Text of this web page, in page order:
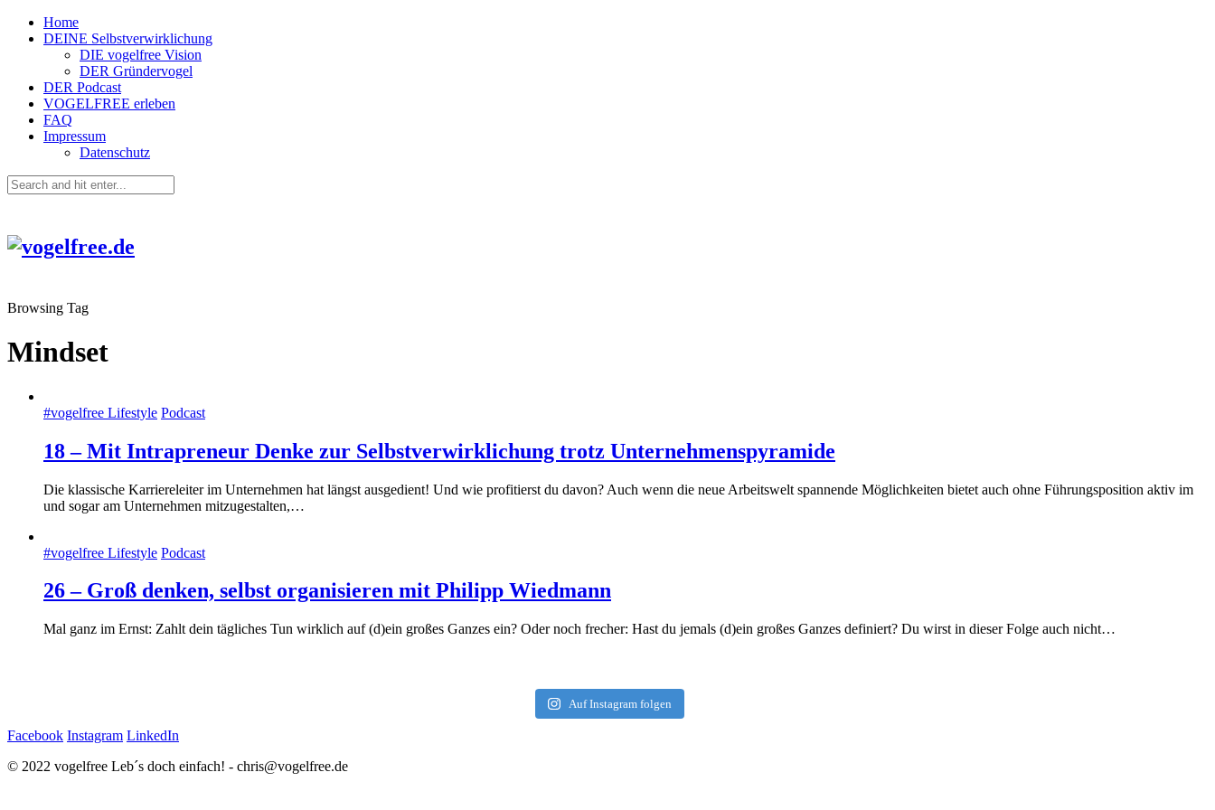
Home
DEINE Selbstverwirklichung
DIE vogelfree Vision
DER Gründervogel
DER Podcast
VOGELFREE erleben
FAQ
Impressum
Datenschutz
Browsing Tag
Mindset
#vogelfree Lifestyle Podcast
18 – Mit Intrapreneur Denke zur Selbstverwirklichung trotz Unternehmenspyramide
Die klassische Karriereleiter im Unternehmen hat längst ausgedient! Und wie profitierst du davon? Auch wenn die neue Arbeitswelt spannende Möglichkeiten bietet auch ohne Führungsposition aktiv im
und sogar am Unternehmen mitzugestalten,…
#vogelfree Lifestyle Podcast
26 – Groß denken, selbst organisieren mit Philipp Wiedmann
Mal ganz im Ernst: Zahlt dein tägliches Tun wirklich auf (d)ein großes Ganzes ein? Oder noch frecher: Hast du jemals (d)ein großes Ganzes definiert? Du wirst in dieser Folge auch nicht…
Auf Instagram folgen
Facebook Instagram LinkedIn
© 2022 vogelfree Leb´s doch einfach! - chris@vogelfree.de